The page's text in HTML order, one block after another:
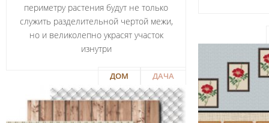
периметру растения будут не только
служить разделительной чертой межи,
но и великолепно украсят участок
изнутри
ДАЧА
ДОМ